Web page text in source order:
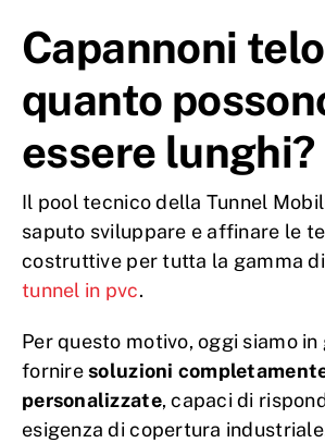
Capannoni
quanto
essere lunghi?
Il pool tecnico della Tunnel
saputo sviluppare e affinare le
costruttive per tutta la gamma
tunnel in pvc.
Per questo motivo, oggi siamo in
forniresoluzioni
personalizzate, capaci di
esigenza di copertura